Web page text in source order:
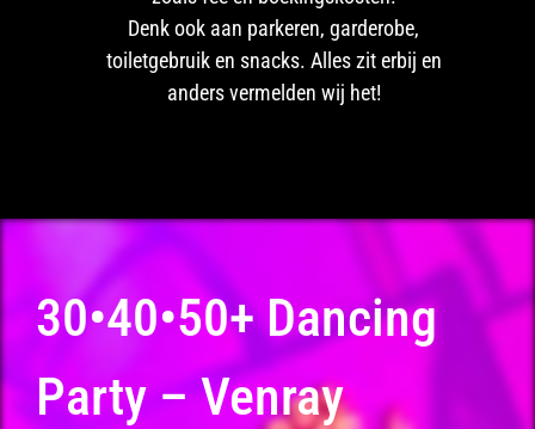
Denk ook aan parkeren, garderobe,
toiletgebruik en snacks. Alles zit erbij en
anders vermelden wij het!
30•40•50+ Dancing
Party – Venray